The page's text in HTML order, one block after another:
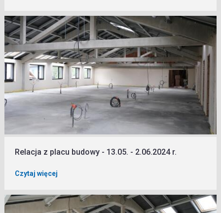
Relacja z placu budowy - 13.05. - 2.06.2024 r.
Czytaj więcej